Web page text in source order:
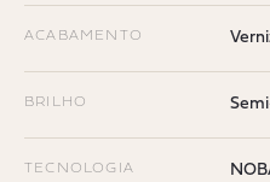
ACABAMENTO
BRILHO
TECNOLOGIA